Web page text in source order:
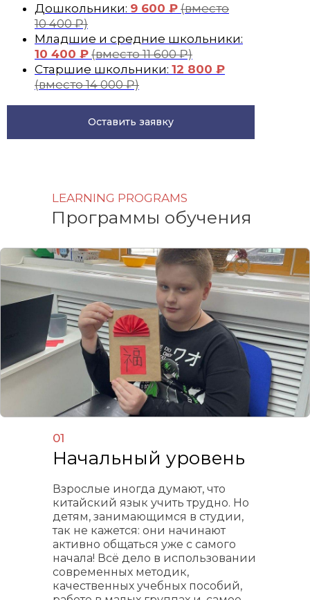
Дошкольники: 9 600 ₽ (вместо
10 400 ₽)
Младшие и средние школьники:
10 400 ₽ (вместо 11 600 ₽)
Старшие школьники: 12 800 ₽
(вместо 14 000 ₽)
Оставить заявку
Программы обучения
LEARNING PROGRAMS
Начальный уровень
Взрослые иногда думают, что
китайский язык учить трудно. Но
детям, занимающимся в студии,
так не кажется: они начинают
активно общаться уже с самого
начала! Всё дело в использовании
современных методик,
качественных учебных пособий,
01